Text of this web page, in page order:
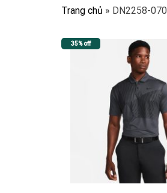
Trang chủ » DN2258-070
35% off